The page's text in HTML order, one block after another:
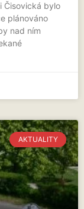
Čisovická bylo
plánováno
nad ním
AKTUALITY